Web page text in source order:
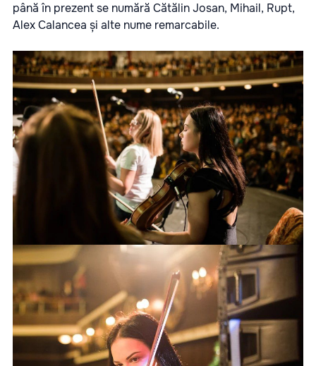
până în prezent se numără Cătălin Josan, Mihail, Rupt,
Alex Calancea și alte nume remarcabile.